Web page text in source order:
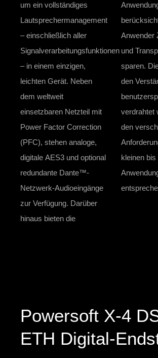
um ein vollständiges
Lautsprechermanagement
– einschließlich aller
Signalverarbeitungsfunktionen
– in einem einzigen,
leichten Gerät. Neben
dem weltweit
einsetzbaren Netzteil mit
Power Factor Correction
(PFC), stehen analoge,
digitale AES3 und optional
redundante Dante™-
Netzwerk-Audioeingänge
zur Verfügung. Darüber
hinaus bieten die
Anwender
und
sparen.
den
verdrahtet
den
kleinen
Powersoft X-4
ETH Digital-